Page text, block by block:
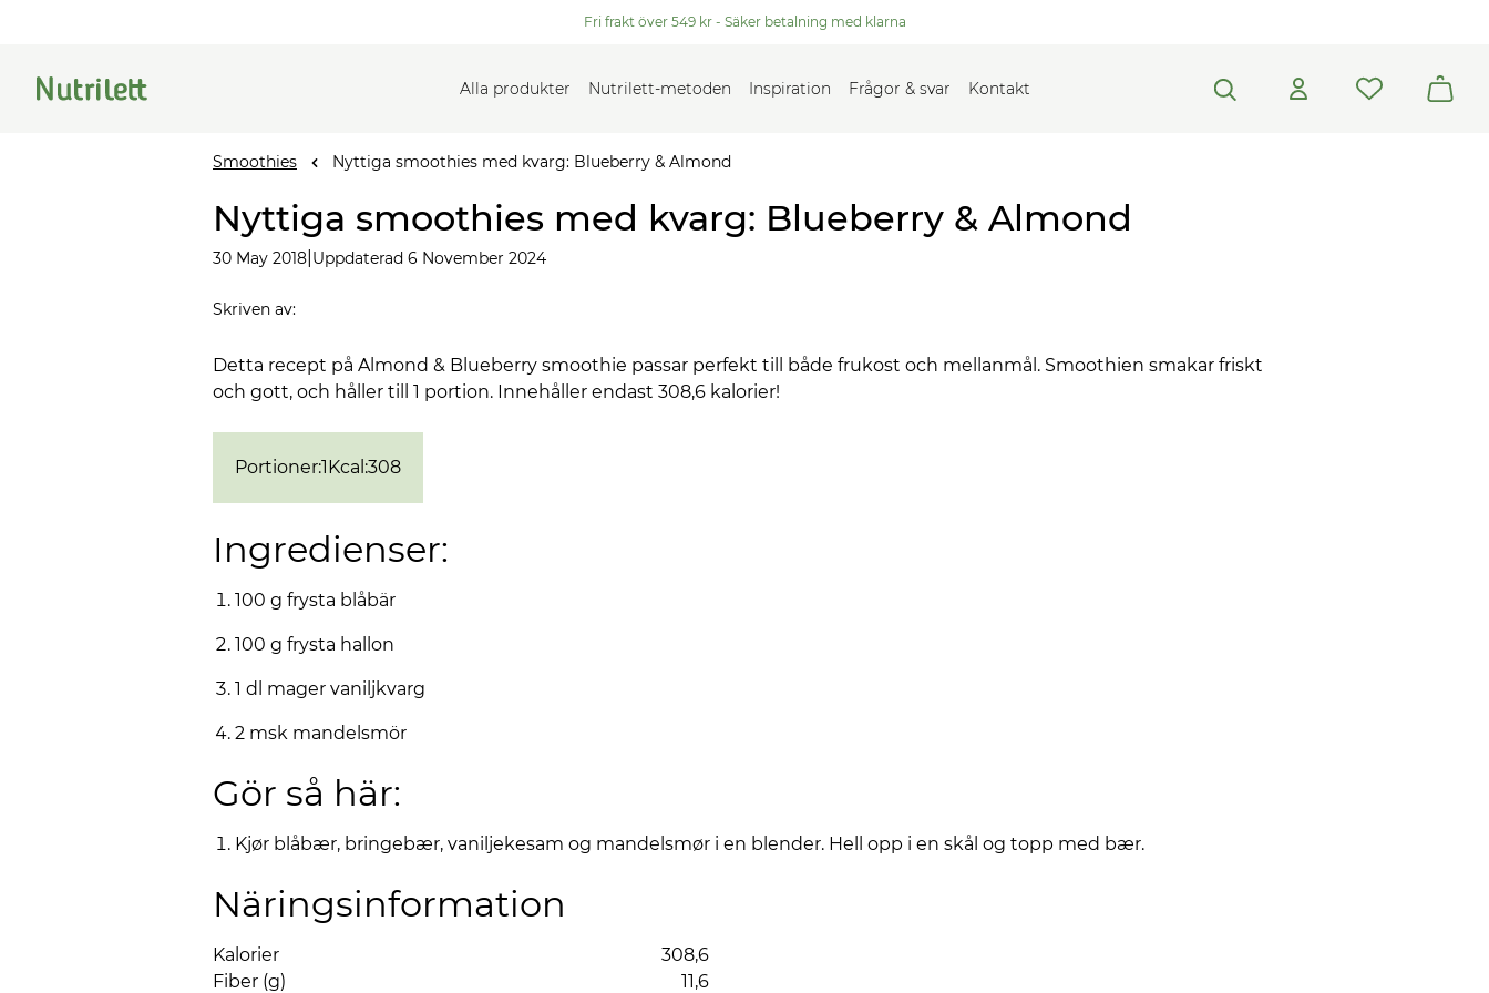
Fri frakt över 549 kr - Säker betalning med klarna
Alla produkter Nutrilett-metoden Inspiration Frågor & svar Kontakt
Smoothies Nyttiga smoothies med kvarg: Blueberry & Almond
Nyttiga smoothies med kvarg: Blueberry & Almond
30 May 2018 Uppdaterad 6 November 2024
Skriven av:
Detta recept på Almond & Blueberry smoothie passar perfekt till både frukost och mellanmål. Smoothien smakar friskt
och gott, och håller till 1 portion. Innehåller endast 308,6 kalorier!
Portioner:1Kcal :308
Ingredienser:
100 g frysta blåbär
100 g frysta hallon
1 dl mager vaniljkvarg
2 msk mandelsmör
Gör så här:
Kjør blåbær, bringebær, vaniljekesam og mandelsmør i en blender. Hell opp i en skål og topp med bær.
Näringsinformation
Kalorier
308,6
Fiber (g)
11,6